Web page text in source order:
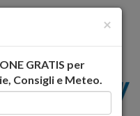
×
GRATIS per
Consigli e Meteo.